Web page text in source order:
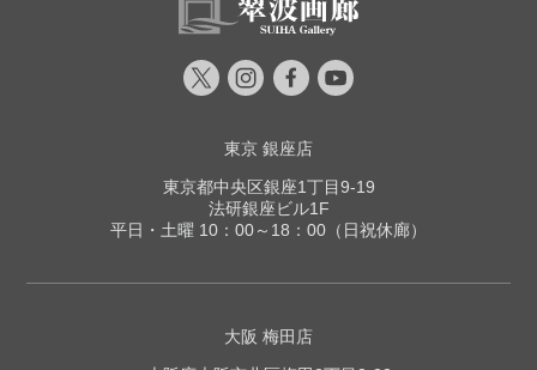
東京 銀座店
東京都中央区銀座1丁目9-19
法研銀座ビル1F
平日・土曜 10：00～18：00（日祝休廊）
大阪 梅田店